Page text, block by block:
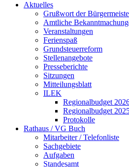
Aktuelles
Grußwort der
Amtliche
Veranstaltungen
Ferienspaß
Grundsteuerreform
Stellenangebote
Presseberichte
Sitzungen
Mitteilungsblatt
ILEK
Regionalbudget
Regionalbudget
Protokolle
Rathaus / VG Buch
Mitarbeiter / Telefonliste
Sachgebiete
Aufgaben
Standesamt